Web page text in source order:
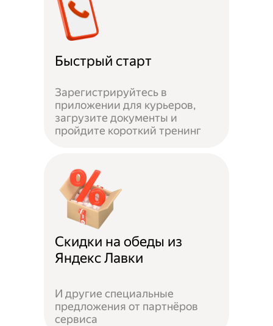
Быстрый старт
Зарегистрируйтесь в
приложении для курьеров,
загрузите документы и
пройдите короткий тренинг
Скидки на обеды из
Яндекс Лавки
И другие специальные
предложения от партнёров
сервиса